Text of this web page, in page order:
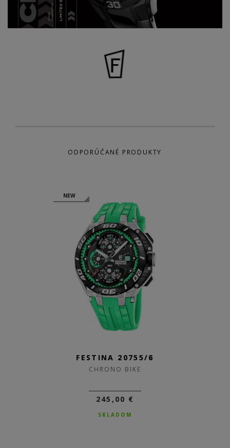
ODPORÚČANÉ PRODUKTY
NEW
FESTINA 20755/6
CHRONO BIKE
245,00 €
SKLADOM